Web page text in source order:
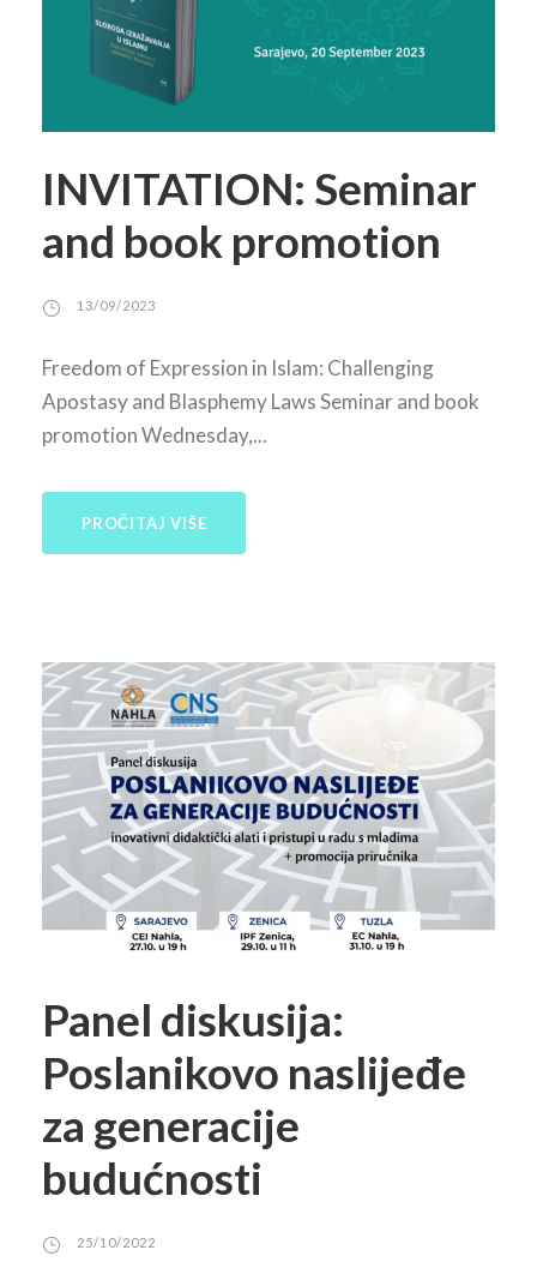
INVITATION: Seminar
and book promotion
13/09/2023
Freedom of Expression in Islam: Challenging
Apostasy and Blasphemy Laws Seminar and book
promotion Wednesday,...
PROČITAJ VIŠE
Panel diskusija:
Poslanikovo naslijeđe
za generacije
budućnosti
25/10/2022